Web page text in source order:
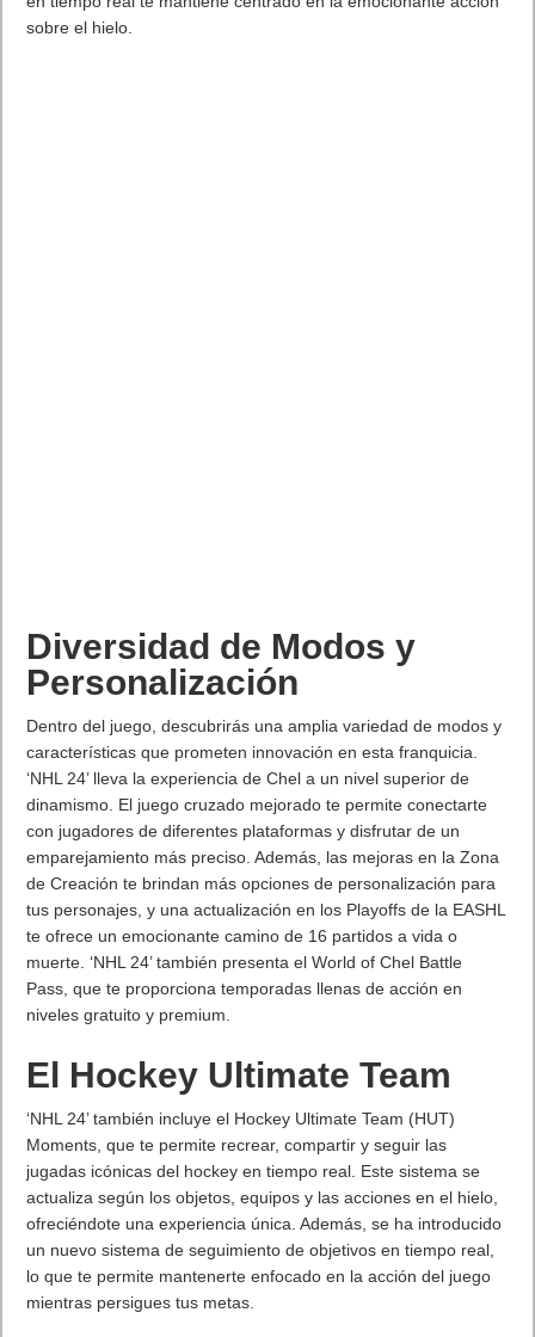
sobre el hielo.
Diversidad de Modos y
Personalización
Dentro del juego, descubrirás una amplia variedad de modos y
características que prometen innovación en esta franquicia.
‘NHL 24’ lleva la experiencia de Chel a un nivel superior de
dinamismo. El juego cruzado mejorado te permite conectarte
con jugadores de diferentes plataformas y disfrutar de un
emparejamiento más preciso. Además, las mejoras en la Zona
de Creación te brindan más opciones de personalización para
tus personajes, y una actualización en los Playoffs de la EASHL
te ofrece un emocionante camino de 16 partidos a vida o
muerte. ‘NHL 24’ también presenta el World of Chel Battle
Pass, que te proporciona temporadas llenas de acción en
niveles gratuito y premium.
El Hockey Ultimate Team
‘NHL 24’ también incluye el Hockey Ultimate Team (HUT)
Moments, que te permite recrear, compartir y seguir las
jugadas icónicas del hockey en tiempo real. Este sistema se
actualiza según los objetos, equipos y las acciones en el hielo,
ofreciéndote una experiencia única. Además, se ha introducido
un nuevo sistema de seguimiento de objetivos en tiempo real,
lo que te permite mantenerte enfocado en la acción del juego
mientras persigues tus metas.